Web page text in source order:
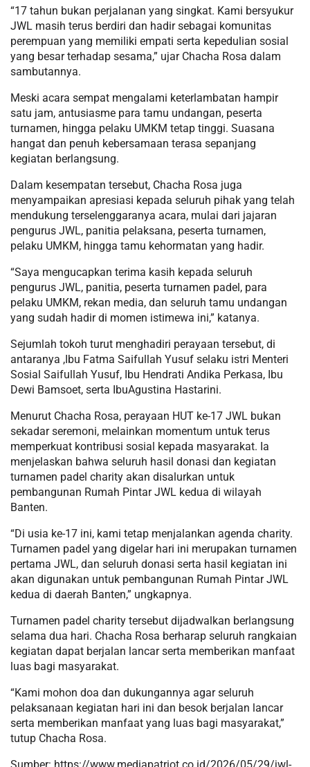
“17 tahun bukan perjalanan yang singkat. Kami bersyukur
JWL masih terus berdiri dan hadir sebagai komunitas
perempuan yang memiliki empati serta kepedulian sosial
yang besar terhadap sesama,” ujar Chacha Rosa dalam
sambutannya.
Meski acara sempat mengalami keterlambatan hampir
satu jam, antusiasme para tamu undangan, peserta
turnamen, hingga pelaku UMKM tetap tinggi. Suasana
hangat dan penuh kebersamaan terasa sepanjang
kegiatan berlangsung.
Dalam kesempatan tersebut, Chacha Rosa juga
menyampaikan apresiasi kepada seluruh pihak yang telah
mendukung terselenggaranya acara, mulai dari jajaran
pengurus JWL, panitia pelaksana, peserta turnamen,
pelaku UMKM, hingga tamu kehormatan yang hadir.
“Saya mengucapkan terima kasih kepada seluruh
pengurus JWL, panitia, peserta turnamen padel, para
pelaku UMKM, rekan media, dan seluruh tamu undangan
yang sudah hadir di momen istimewa ini,” katanya.
Sejumlah tokoh turut menghadiri perayaan tersebut, di
antaranya ,Ibu Fatma Saifullah Yusuf selaku istri Menteri
Sosial Saifullah Yusuf, Ibu Hendrati Andika Perkasa, Ibu
Dewi Bamsoet, serta IbuAgustina Hastarini.
Menurut Chacha Rosa, perayaan HUT ke-17 JWL bukan
sekadar seremoni, melainkan momentum untuk terus
memperkuat kontribusi sosial kepada masyarakat. Ia
menjelaskan bahwa seluruh hasil donasi dan kegiatan
turnamen padel charity akan disalurkan untuk
pembangunan Rumah Pintar JWL kedua di wilayah
Banten.
“Di usia ke-17 ini, kami tetap menjalankan agenda charity.
Turnamen padel yang digelar hari ini merupakan turnamen
pertama JWL, dan seluruh donasi serta hasil kegiatan ini
akan digunakan untuk pembangunan Rumah Pintar JWL
kedua di daerah Banten,” ungkapnya.
Turnamen padel charity tersebut dijadwalkan berlangsung
selama dua hari. Chacha Rosa berharap seluruh rangkaian
kegiatan dapat berjalan lancar serta memberikan manfaat
luas bagi masyarakat.
“Kami mohon doa dan dukungannya agar seluruh
pelaksanaan kegiatan hari ini dan besok berjalan lancar
serta memberikan manfaat yang luas bagi masyarakat,”
tutup Chacha Rosa.
Sumber: https://www.mediapatriot.co.id/2026/05/29/jwl-